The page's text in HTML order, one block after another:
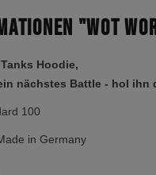
"WOT
Hoodie,
nächstes Battle - hol ihn
100
in Germany
Textil sichtbar